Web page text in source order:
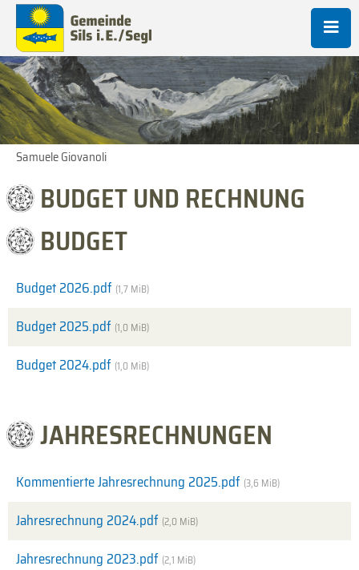
Samuele Giovanoli
BUDGET UND RECHNUNG
BUDGET
Budget 2026.pdf (1,7 MiB)
Budget 2025.pdf (1,0 MiB)
Budget 2024.pdf (1,0 MiB)
JAHRESRECHNUNGEN
Kommentierte Jahresrechnung 2025.pdf (3,6 MiB)
Jahresrechnung 2024.pdf (2,0 MiB)
Jahresrechnung 2023.pdf (2,1 MiB)